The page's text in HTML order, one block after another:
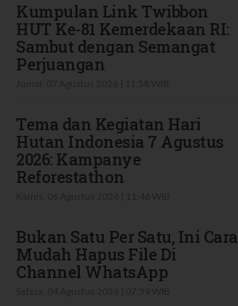
Kumpulan Link Twibbon
HUT Ke-81 Kemerdekaan RI:
Sambut dengan Semangat
Perjuangan
Tema dan Kegiatan Hari
Hutan Indonesia 7 Agustus
2026: Kampanye
Reforestathon
Bukan Satu Per Satu, Ini Cara
Mudah Hapus File Di
Channel WhatsApp